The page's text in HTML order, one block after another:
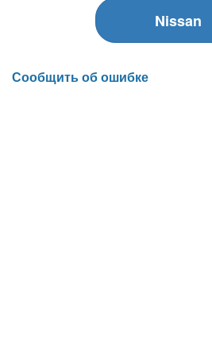
Nissan
Сообщить об ошибке